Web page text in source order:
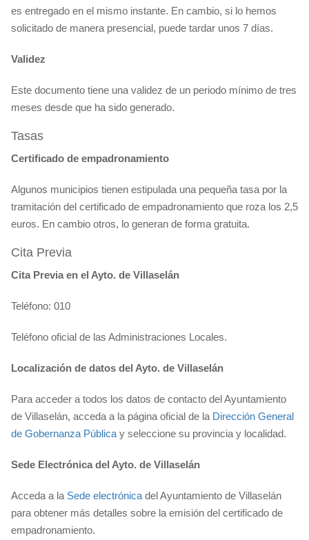
es entregado en el mismo instante. En cambio, si lo hemos
solicitado de manera presencial, puede tardar unos 7 días.
Validez
Este documento tiene una validez de un periodo mínimo de tres
meses desde que ha sido generado.
Tasas
Certificado de empadronamiento
Algunos municipios tienen estipulada una pequeña tasa por la
tramitación del certificado de empadronamiento que roza los 2,5
euros. En cambio otros, lo generan de forma gratuita.
Cita Previa
Cita Previa en el Ayto. de Villaselán
Teléfono: 010
Teléfono oficial de las Administraciones Locales.
Localización de datos del Ayto. de Villaselán
Para acceder a todos los datos de contacto del Ayuntamiento
de Villaselán, acceda a la página oficial de la Dirección General
de Gobernanza Pública y seleccione su provincia y localidad.
Sede Electrónica del Ayto. de Villaselán
Acceda a la Sede electrónica del Ayuntamiento de Villaselán
para obtener más detalles sobre la emisión del certificado de
empadronamiento.